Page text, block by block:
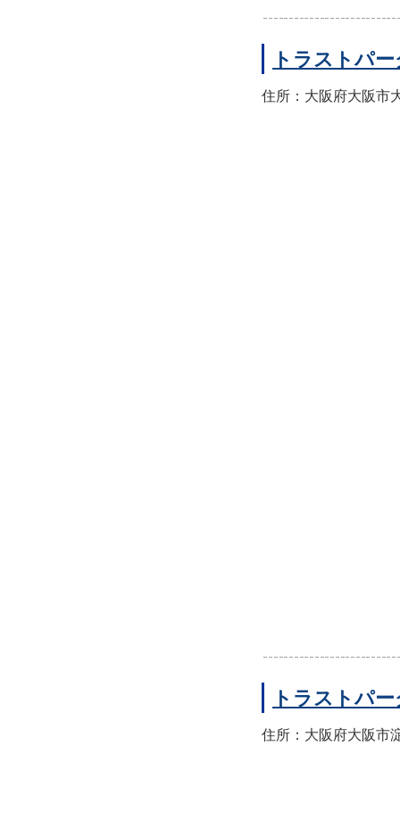
トラストパ
住所：大阪府大阪市
トラストパ
住所：大阪府大阪市